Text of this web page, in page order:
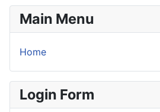
Main Menu
Home
Login Form